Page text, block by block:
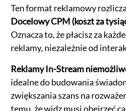
Ten format reklamowy
Docelowy CPM (koszt za
Oznacza to, że płacisz za
reklamy, niezależnie od
Reklamy In-Stream
idealne do budowania
zwiększania szans na
temu, że widz musi obejrzeć